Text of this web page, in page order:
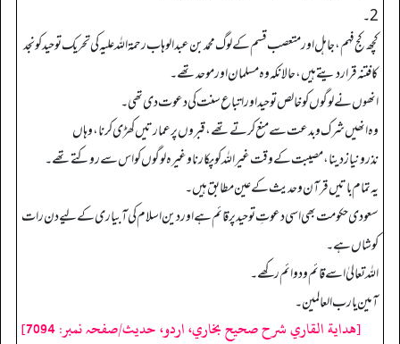
2۔
کچھ کج فہم، جاہل اور متعصب قسم کے لوگ محمد بن عبدالوہاب رحمۃ اللہ علیہ کی تحریک توحید کو نجد
کا فتنہ قرار دیتے ہیں، حالانکہ وہ مسلمان اور موحد تھے۔
انھوں نے لوگوں کو خالص توحید اور اتباع سنت کی دعوت دی تھی۔
وہ انھیں شرک وبدعت سے منع کرتے تھے، قبروں پر عمارتیں کھڑی کرنا، وہاں
نذرونیازدینا، مصیبت کے وقت غیر اللہ کو پکارنا وغیرہ لوگوں کو اس سے روکتے تھے۔
یہ تمام باتیں قرآن وحدیث کے عین مطابق ہیں۔
سعودی حکومت بھی اسی دعوتِ توحید پر قائم ہے اور دین اسلام کی آبیاری کے لیے دن رات
کوشاں ہے۔
اللہ تعالیٰ اسے قائم ودوائم رکھے۔
آمین یارب العالمین۔
[هداية القاري شرح صحيح بخاري، اردو، حدیث/صفحہ نمبر: 7094]